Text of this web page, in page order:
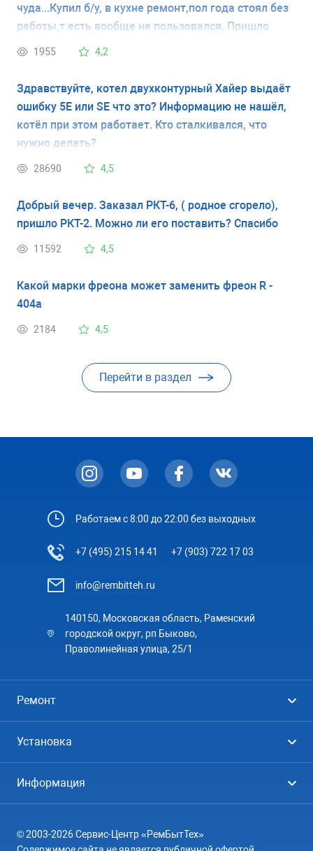
чуда...Купил б/у, в кухне ремонт,пол года стоял без
работы,т.есть вообще не пользовался. Пришло
время,просто включил в розетку... Уже пол дня
вкл.кондиционере,это при закрытых дверцах..
внутри плюс два градуса,морозилка минус 18 по
Цельсию. Подскажите, как его угомонить,Аль
мануал какой почитать. Заранее спасибо!
1955 4,2
Здравствуйте, котел двухконтурный Хайер выдаёт
ошибку 5Е или SE что это? Информацию не нашёл,
котёл при этом работает. Кто сталкивался, что
нужно делать?
28690 4,5
Добрый вечер. Заказал РКТ-6, ( родное сгорело),
пришло РКТ-2. Можно ли его поставить? Спасибо
11592 4,5
Какой марки фреона может заменить фреон R -
404a
2184 4,5
Перейти в раздел
Работаем с 8:00 до 22:00 без выходных
+7 (495) 215 14 41 +7 (903) 722 17 03
info@rembitteh.ru
140150, Московская область, Раменский
городской округ, рп Быково,
Праволинейная улица, 25/1
Ремонт
Посудомоечные машины
Кондиционеры
Установка
Кондиционеры
Информация
География
© 2003-2026 Сервис-Центр «РемБытТех»